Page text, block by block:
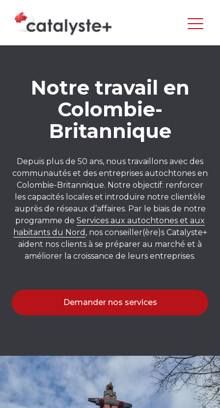
Notre travail en
Colombie-
Britannique
Depuis plus de 50 ans, nous travaillons avec des
communautés et des entreprises autochtones en
Colombie-Britannique. Notre objectif: renforcer
les capacités locales et introduire notre clientèle
auprès de réseaux d’affaires. Par le biais de notre
programme de Services aux autochtones et aux
habitants du Nord , nos conseiller(ère)s Catalyste+
aident nos clients à se préparer au marché et à
améliorer la croissance de leurs entreprises.
Demander nos services